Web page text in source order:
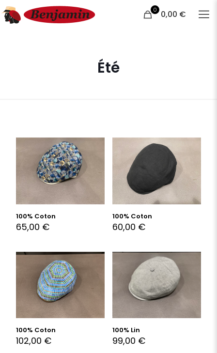
0 0,00 €
Été
100% Coton
65,00 €
100% Coton
60,00 €
100% Coton
102,00 €
100% Lin
99,00 €